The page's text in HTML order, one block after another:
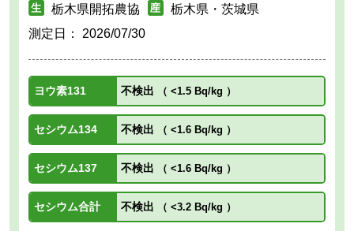
栃木県開拓農協
栃木県・茨城県
測定日： 2026/07/30
ヨウ素131 不検出 （ <1.5 Bq/kg ）
セシウム134 不検出 （ <1.6 Bq/kg ）
セシウム137 不検出 （ <1.6 Bq/kg ）
セシウム合計 不検出 （ <3.2 Bq/kg ）